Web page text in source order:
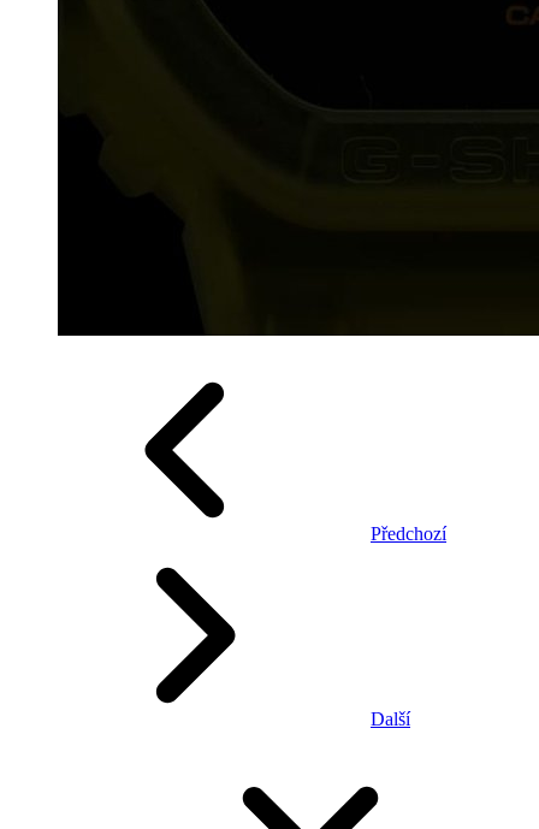
Předchozí
Další